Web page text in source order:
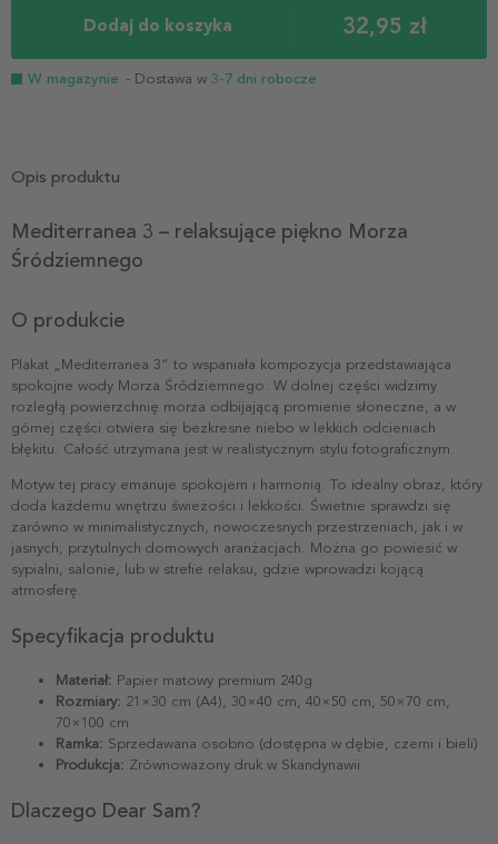
Dodaj do koszyka 32,95 zł
W magazynie - Dostawa w 3-7 dni robocze
Opis produktu
Mediterranea 3 – relaksujące piękno Morza
Śródziemnego
O produkcie
Plakat „Mediterranea 3” to wspaniała kompozycja przedstawiająca
spokojne wody Morza Śródziemnego. W dolnej części widzimy
rozległą powierzchnię morza odbijającą promienie słoneczne, a w
górnej części otwiera się bezkresne niebo w lekkich odcieniach
błękitu. Całość utrzymana jest w realistycznym stylu fotograficznym.
Motyw tej pracy emanuje spokojem i harmonią. To idealny obraz, który
doda każdemu wnętrzu świeżości i lekkości. Świetnie sprawdzi się
zarówno w minimalistycznych, nowoczesnych przestrzeniach, jak i w
jasnych, przytulnych domowych aranżacjach. Można go powiesić w
sypialni, salonie, lub w strefie relaksu, gdzie wprowadzi kojącą
atmosferę.
Specyfikacja produktu
Materiał: Papier matowy premium 240g
Rozmiary: 21×30 cm (A4), 30×40 cm, 40×50 cm, 50×70 cm,
70×100 cm
Ramka: Sprzedawana osobno (dostępna w dębie, czerni i bieli)
Produkcja: Zrównoważony druk w Skandynawii
Dlaczego Dear Sam?